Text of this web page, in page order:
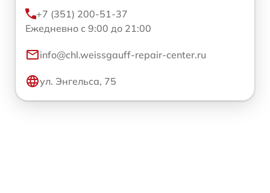
+7 (351) 200-51-37
Ежедневно с 9:00 до 21:00
info@chl.weissgauff-repair-center.ru
ул. Энгельса, 75